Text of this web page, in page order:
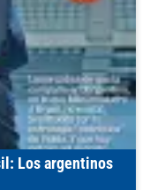
Los argentinos